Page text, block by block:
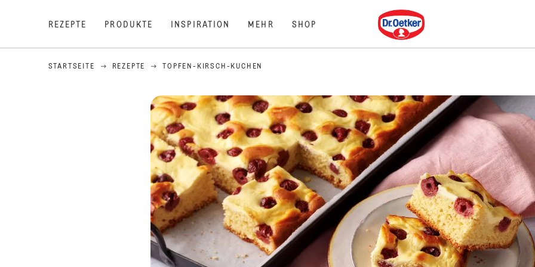
REZEPTE PRODUKTE INSPIRATION MEHR SHOP
Dr. Oetker
STARTSEITE REZEPTE TOPFEN-KIRSCH-KUCHEN